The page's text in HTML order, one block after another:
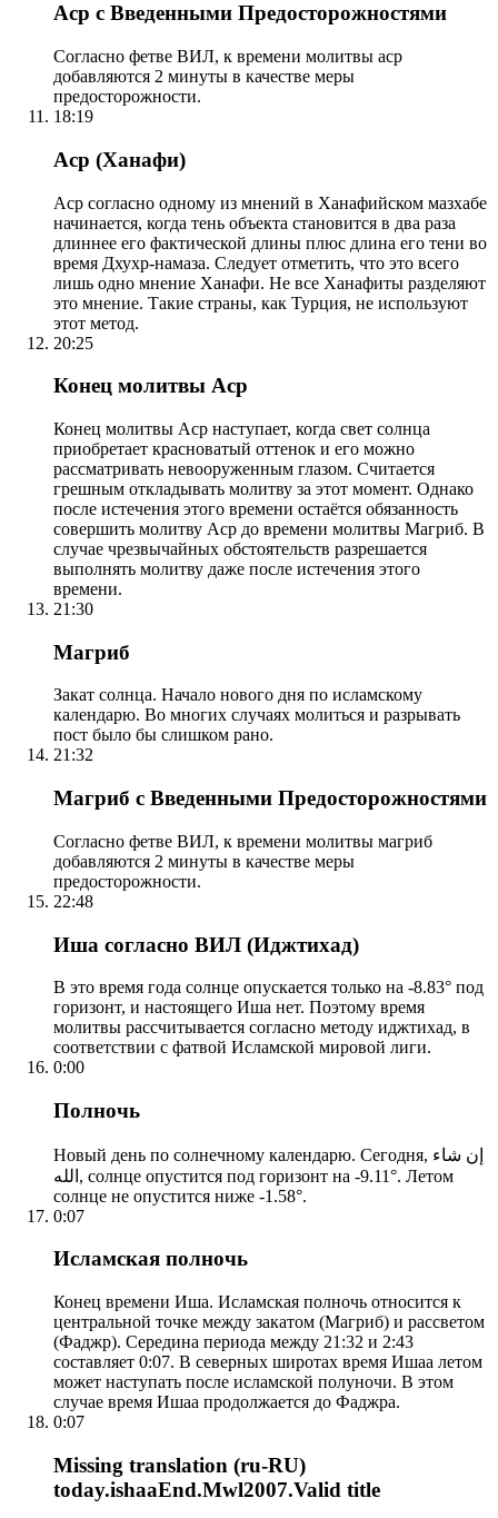
Аср с Введенными Предосторожностями
Согласно фетве ВИЛ, к времени молитвы аср
добавляются 2 минуты в качестве меры
предосторожности.
18:19
Аср (Ханафи)
Аср согласно одному из мнений в Ханафийском мазхабе
начинается, когда тень объекта становится в два раза
длиннее его фактической длины плюс длина его тени во
время Дхухр-намаза. Следует отметить, что это всего
лишь одно мнение Ханафи. Не все Ханафиты разделяют
это мнение. Такие страны, как Турция, не используют
этот метод.
20:25
Конец молитвы Аср
Конец молитвы Аср наступает, когда свет солнца
приобретает красноватый оттенок и его можно
рассматривать невооруженным глазом. Считается
грешным откладывать молитву за этот момент. Однако
после истечения этого времени остаётся обязанность
совершить молитву Аср до времени молитвы Магриб. В
случае чрезвычайных обстоятельств разрешается
выполнять молитву даже после истечения этого
времени.
21:30
Магриб
Закат солнца. Начало нового дня по исламскому
календарю. Во многих случаях молиться и разрывать
пост было бы слишком рано.
21:32
Магриб с Введенными Предосторожностями
Согласно фетве ВИЛ, к времени молитвы магриб
добавляются 2 минуты в качестве меры
предосторожности.
22:48
Иша согласно ВИЛ (Иджтихад)
В это время года солнце опускается только на -8.83° под
горизонт, и настоящего Иша нет. Поэтому время
молитвы рассчитывается согласно методу иджтихад, в
соответствии с фатвой Исламской мировой лиги.
0:00
Полночь
Новый день по солнечному календарю. Сегодня, إن شاء
الله, солнце опустится под горизонт на -9.11°. Летом
солнце не опустится ниже -1.58°.
0:07
Исламская полночь
Конец времени Иша. Исламская полночь относится к
центральной точке между закатом (Магриб) и рассветом
(Фаджр). Середина периода между 21:32 и 2:43
составляет 0:07. В северных широтах время Ишаа летом
может наступать после исламской полуночи. В этом
случае время Ишаа продолжается до Фаджра.
0:07
Missing translation (ru-RU)
today.ishaaEnd.Mwl2007.Valid title